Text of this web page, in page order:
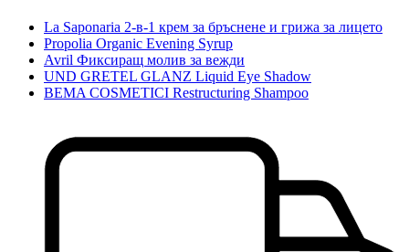
La Saponaria 2-в-1 крем за бръснене и грижа за лицето
Propolia Organic Evening Syrup
Avril Фиксиращ молив за вежди
UND GRETEL GLANZ Liquid Eye Shadow
BEMA COSMETICI Restructuring Shampoo